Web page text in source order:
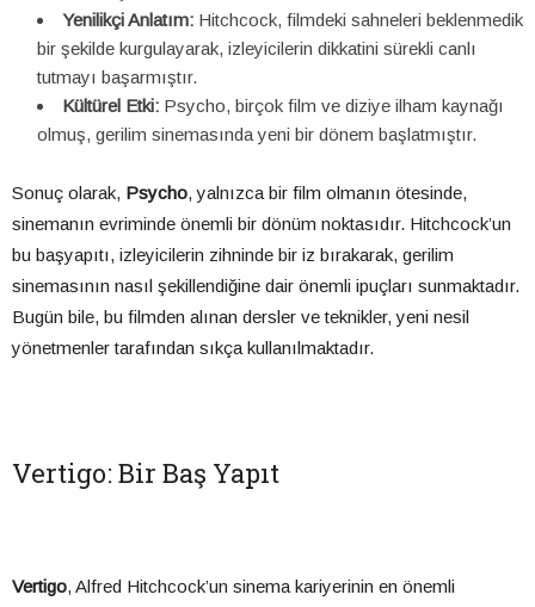
Yenilikçi Anlatım: Hitchcock, filmdeki sahneleri beklenmedik
bir şekilde kurgulayarak, izleyicilerin dikkatini sürekli canlı
tutmayı başarmıştır.
Kültürel Etki: Psycho, birçok film ve diziye ilham kaynağı
olmuş, gerilim sinemasında yeni bir dönem başlatmıştır.
Sonuç olarak, Psycho, yalnızca bir film olmanın ötesinde,
sinemanın evriminde önemli bir dönüm noktasıdır. Hitchcock’un
bu başyapıtı, izleyicilerin zihninde bir iz bırakarak, gerilim
sinemasının nasıl şekillendiğine dair önemli ipuçları sunmaktadır.
Bugün bile, bu filmden alınan dersler ve teknikler, yeni nesil
yönetmenler tarafından sıkça kullanılmaktadır.
Vertigo: Bir Baş Yapıt
Vertigo, Alfred Hitchcock’un sinema kariyerinin en önemli